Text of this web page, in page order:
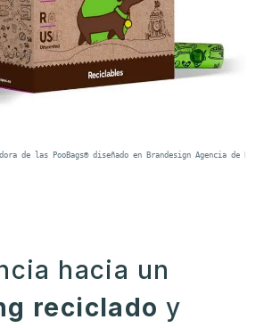
de las PooBags® diseñado en Brandesign Agencia de
hacia un
reciclado y